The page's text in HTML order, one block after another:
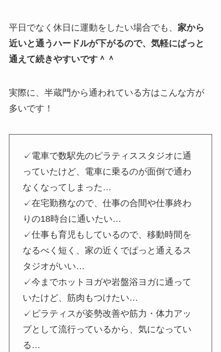
平日でなく休日に運動をしたい場合でも、 家から
近いと通うハードルが下がるので、気軽にぱっと
通えて続きやすいです＾＾
実際に、半蔵門から通われている方はこんな方が
多いです！
✓電車で数駅先のピラティススタジオに通
っていたけど、電車に乗るのが面倒で通わ
なくなってしまった…
✓在宅勤務なので、仕事の合間や仕事終わ
りの18時台に通いたい…
✓仕事も育児もしているので、移動時間を
なるべく短く、家の近くでぱっと通えるス
タジオがいい…
✓今までホットヨガや岩盤浴ヨガに通って
いたけど、筋肉もつけたい…
✓ピラティスが姿勢改善や筋力・体力アッ
プとして流行っているから、気になってい
る…